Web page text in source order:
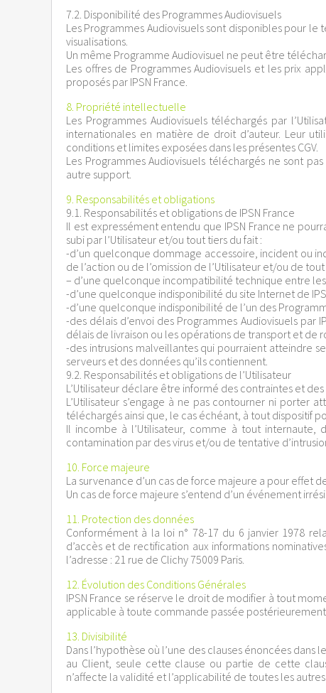
7.2. Disponibilité des Programmes Audiovisuels
Les Programmes Audiovisuels sont disponibles pour
visualisations.
Un même Programme Audiovisuel ne peut être
Les offres de Programmes Audiovisuels et les prix
proposés par IPSN France.
8. Propriété intellectuelle
Les Programmes Audiovisuels téléchargés par
internationales en matière de droit d’auteur. Leur
conditions et limites exposées dans les présentes CGV.
Les Programmes Audiovisuels téléchargés ne sont
autre support.
9. Responsabilités et obligations
9.1. Responsabilités et obligations de IPSN France
Il est expressément entendu que IPSN France ne
subi par l’Utilisateur et/ou tout tiers du fait :
-d’un quelconque dommage accessoire, incident ou
de l’action ou de l’omission de l’Utilisateur et/ou de tout
– d’une quelconque incompatibilité technique entre
-d’une quelconque indisponibilité du site Internet de
-d’une quelconque indisponibilité de l’un des
-des délais d’envoi des Programmes Audiovisuels
délais de livraison ou les opérations de transport et de
-des intrusions malveillantes qui pourraient atteindre
serveurs et des données qu’ils contiennent.
9.2. Responsabilités et obligations de l’Utilisateur
L’Utilisateur déclare être informé des contraintes et
L’Utilisateur s’engage à ne pas contourner ni porter
téléchargés ainsi que, le cas échéant, à tout dispositif
Il incombe à l’Utilisateur, comme à tout
contamination par des virus et/ou de tentative
10. Force majeure
La survenance d’un cas de force majeure a pour effet
Un cas de force majeure s’entend d’un événement
11. Protection des données
Conformément à la loi n° 78-17 du 6 janvier 1978
d’accès et de rectification aux informations
l’adresse : 21 rue de Clichy 75009 Paris.
12. Évolution des Conditions Générales
IPSN France se réserve le droit de modifier à tout
applicable à toute commande passée
13. Divisibilité
Dans l’hypothèse où l’une des clauses énoncées
au Client, seule cette clause ou partie de cette
n’affecte la validité et l’applicabilité de toutes les